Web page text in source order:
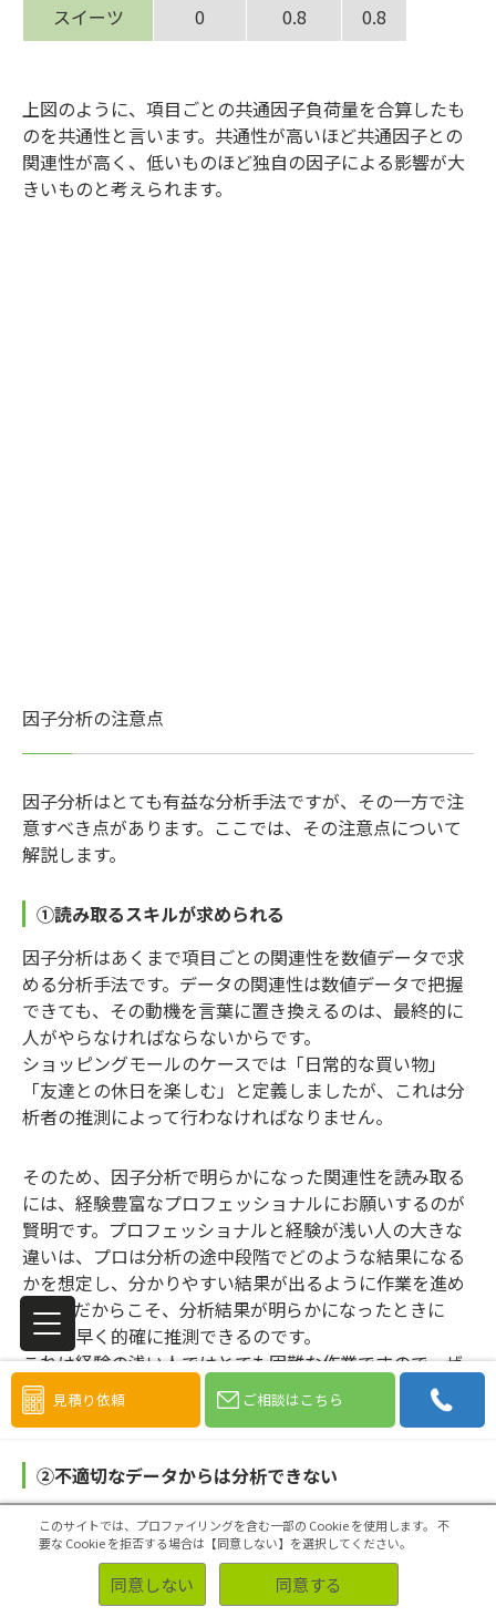
スイーツ
0 0.8 0.8
上図のように、項目ごとの共通因子負荷量を合算したも
のを共通性と言います。共通性が高いほど共通因子との
関連性が高く、低いものほど独自の因子による影響が大
きいものと考えられます。
因子分析の注意点
因子分析はとても有益な分析手法ですが、その一方で注
意すべき点があります。ここでは、その注意点について
解説します。
①読み取るスキルが求められる
因子分析はあくまで項目ごとの関連性を数値データで求
める分析手法です。データの関連性は数値データで把握
できても、その動機を言葉に置き換えるのは、最終的に
人がやらなければならないからです。
ショッピングモールのケースでは「日常的な買い物」
「友達との休日を楽しむ」と定義しましたが、これは分
析者の推測によって行わなければなりません。
そのため、因子分析で明らかになった関連性を読み取る
には、経験豊富なプロフェッショナルにお願いするのが
賢明です。プロフェッショナルと経験が浅い人の大きな
違いは、プロは分析の途中段階でどのような結果になる
かを想定し、分かりやすい結果が出るように作業を進め
ます。だからこそ、分析結果が明らかになったときに
は、素早く的確に推測できるのです。
これは経験の浅い人ではとても困難な作業ですので、ぜ
ひ、信頼できるプロフェッショナルにお願いしましょ
う。
②不適切なデータからは分析できない
調査設計の段階でも解説しましたが、そもそも分析対象
のデータが因子分析できる要件を満たしていなければ、
どんなプロフェッショナルであっても有益な因子分析は
行えません。
見積り依頼 ご相談はこちら
このサイトでは、プロファイリングを含む一部の Cookie を使用します。 不
要な Cookie を拒否する場合は【同意しない】を選択してください。
同意しない 同意する